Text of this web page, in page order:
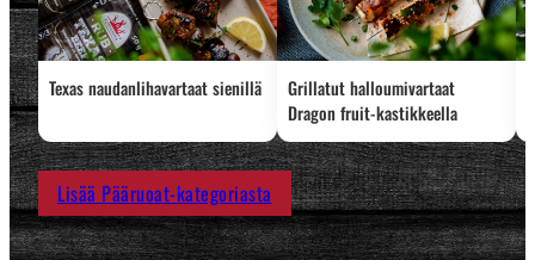
Texas naudanlihavartaat sienillä
Grillatut halloumivartaat
Dragon fruit-kastikkeella
Lisää Pääruoat-kategoriasta